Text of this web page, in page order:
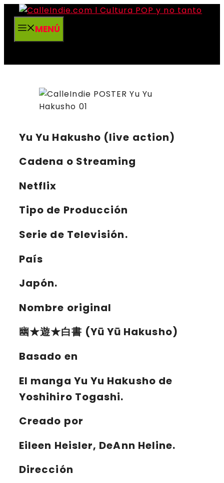
Saltar
contenidoMENÚ
Yu Yu Hakusho (live action)
Cadena o Streaming
Netflix
Tipo de Producción
Serie de Televisión.
País
Japón.
Nombre original
幽★遊★白書 (Yū Yū Hakusho)
Basado en
El manga Yu Yu Hakusho de
Yoshihiro Togashi.
Creado por
Eileen Heisler, DeAnn Heline.
Dirección